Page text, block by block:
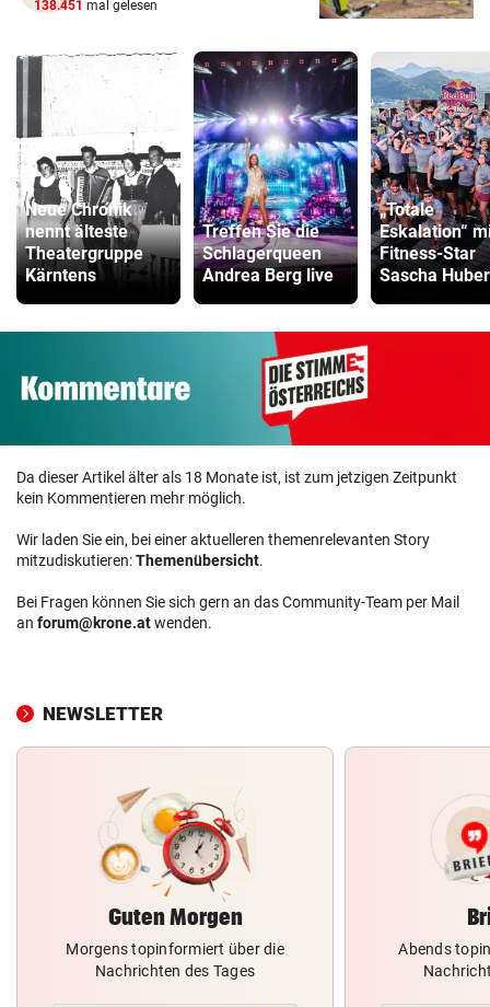
138.451 mal gelesen
Neue Chronik
nennt älteste
Theatergruppe
Kärntens
Treffen Sie die
Schlagerqueen
Andrea Berg live
„Totale
Eskalation“
Fitness-Star
Sascha Huber
Da dieser Artikel älter als 18 Monate ist, ist zum jetzigen Zeitpunkt
kein Kommentieren mehr möglich.
Wir laden Sie ein, bei einer aktuelleren themenrelevanten Story
mitzudiskutieren:Themenübersicht.
Bei Fragen können Sie sich gern an das Community-Team per Mail
an forum@krone.atwenden.
NEWSLETTER
Guten Morgen
Morgens topinformiert über die
Nachrichten des Tages
Abends